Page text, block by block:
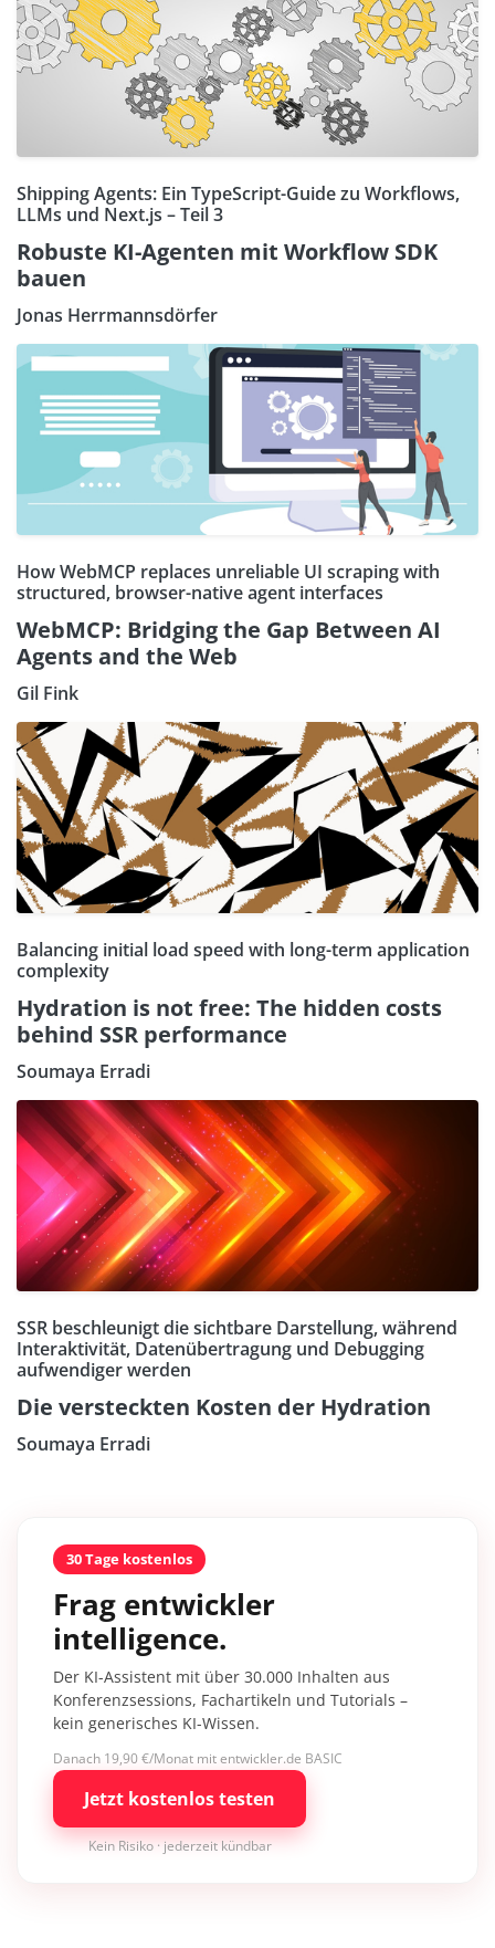
Shipping Agents: Ein TypeScript-Guide zu Workflows,
LLMs und Next.js – Teil 3
Robuste KI-Agenten mit Workflow SDK
bauen
Jonas Herrmannsdörfer
How WebMCP replaces unreliable UI scraping with
structured, browser-native agent interfaces
WebMCP: Bridging the Gap Between AI
Agents and the Web
Gil Fink
Balancing initial load speed with long-term application
complexity
Hydration is not free: The hidden costs
behind SSR performance
Soumaya Erradi
SSR beschleunigt die sichtbare Darstellung, während
Interaktivität, Datenübertragung und Debugging
aufwendiger werden
Die versteckten Kosten der Hydration
Soumaya Erradi
30 Tage kostenlos
Frag entwickler
intelligence.
Der KI-Assistent mit über 30.000 Inhalten aus
Konferenzsessions, Fachartikeln und Tutorials –
kein generisches KI-Wissen.
Danach 19,90 €/Monat mit entwickler.de BASIC
Jetzt kostenlos testen
Kein Risiko · jederzeit kündbar